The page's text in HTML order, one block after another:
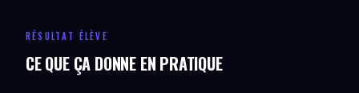
RÉSULTAT ÉLÈVE
CE QUE ÇA DONNE EN PRATIQUE